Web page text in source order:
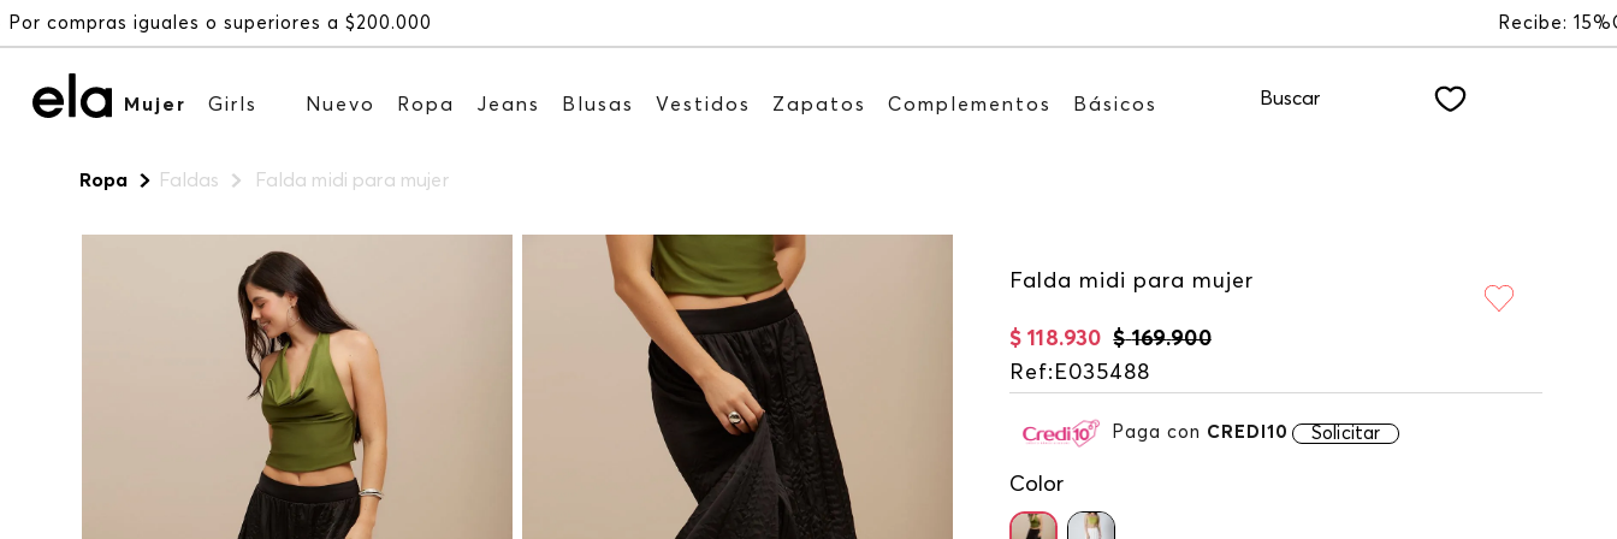
Mujer Girls Nuevo Ropa Jeans Blusas Vestidos Zapatos Complementos Básicos Buscar
Ropa Faldas Falda midi para mujer
Falda midi para mujer
$ 169.900
$ 118.930
Ref: E035488
Paga con CREDI10 Solicitar
Color